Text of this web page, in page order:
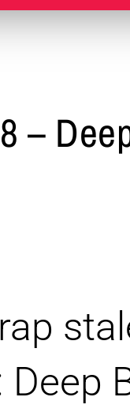
–
Deep